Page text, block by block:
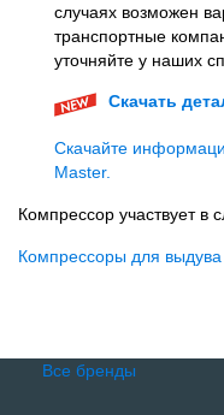
случаях возможен
транспортные
уточняйте у наших
Скачать
Скачайте
Master.
Компрессор участвует в
Компрессоры для
Все бренды